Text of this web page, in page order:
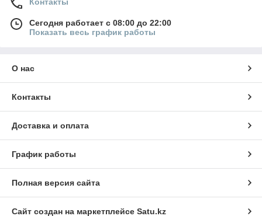
Сегодня работает с 08:00 до 22:00
Показать весь график работы
О нас
Контакты
Доставка и оплата
График работы
Полная версия сайта
Сайт создан на маркетплейсе Satu.kz